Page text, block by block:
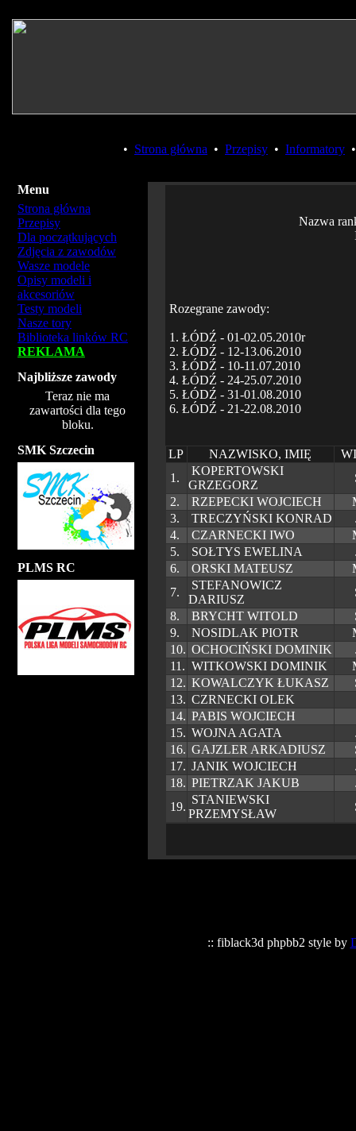
• Strona główna • Przepisy • Informatory
Menu
Strona główna
Przepisy
Dla początkujących
Zdjęcia z zawodów
Wasze modele
Opisy modeli i
akcesoriów
Testy modeli
Nasze tory
Biblioteka linków RC
REKLAMA
Najbliższe zawody
Teraz nie ma
zawartości dla tego
bloku.
SMK Szczecin
PLMS RC
Nazwa
Rozegrane zawody:
1. ŁÓDŹ - 01-02.05.2010r
2. ŁÓDŹ - 12-13.06.2010
3. ŁÓDŹ - 10-11.07.2010
4. ŁÓDŹ - 24-25.07.2010
5. ŁÓDŹ - 31-01.08.2010
6. ŁÓDŹ - 21-22.08.2010
LP NAZWISKO, IMIĘ
1.
KOPERTOWSKI
GRZEGORZ
2.
RZEPECKI WOJCIECH
3.
TRECZYŃSKI KONRAD
4.
CZARNECKI IWO
5.
SOŁTYS EWELINA
6.
ORSKI MATEUSZ
7.
STEFANOWICZ
DARIUSZ
8.
BRYCHT WITOLD
9.
NOSIDLAK PIOTR
10. OCHOCIŃSKI DOMINIK
11. WITKOWSKI DOMINIK
12. KOWALCZYK ŁUKASZ
13. CZRNECKI OLEK
14. PABIS WOJCIECH
15. WOJNA AGATA
16. GAJZLER ARKADIUSZ
17. JANIK WOJCIECH
18. PIETRZAK JAKUB
19.
STANIEWSKI
PRZEMYSŁAW
:: fiblack3d phpbb2 style by